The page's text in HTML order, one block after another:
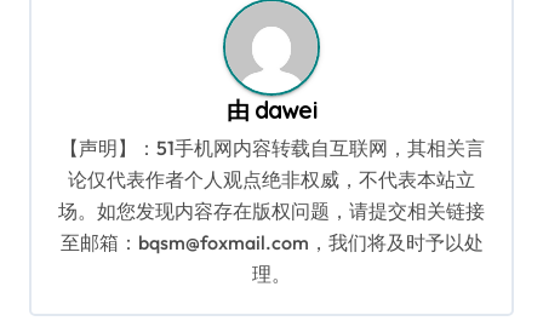
由 dawei
【声明】：51手机网内容转载自互联网，其相关言
论仅代表作者个人观点绝非权威，不代表本站立
场。如您发现内容存在版权问题，请提交相关链接
至邮箱：bqsm@foxmail.com，我们将及时予以处
理。